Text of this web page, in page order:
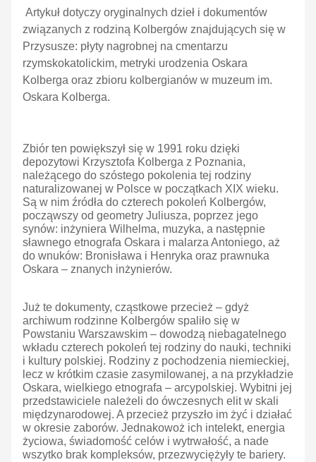
Artykuł dotyczy oryginalnych dzieł i dokumentów
związanych z rodziną Kolbergów znajdujących się w
Przysusze: płyty nagrobnej na cmentarzu
rzymskokatolickim, metryki urodzenia Oskara
Kolberga oraz zbioru kolbergianów w muzeum im.
Oskara Kolberga.
Zbiór ten powiększył się w 1991 roku dzięki
depozytowi Krzysztofa Kolberga z Poznania,
należącego do szóstego pokolenia tej rodziny
naturalizowanej w Polsce w początkach XIX wieku.
Są w nim źródła do czterech pokoleń Kolbergów,
począwszy od geometry Juliusza, poprzez jego
synów: inżyniera Wilhelma, muzyka, a następnie
sławnego etnografa Oskara i malarza Antoniego, aż
do wnuków: Bronisława i Henryka oraz prawnuka
Oskara – znanych inżynierów.
Już te dokumenty, cząstkowe przecież – gdyż
archiwum rodzinne Kolbergów spaliło się w
Powstaniu Warszawskim – dowodzą niebagatelnego
wkładu czterech pokoleń tej rodziny do nauki, techniki
i kultury polskiej. Rodziny z pochodzenia niemieckiej,
lecz w krótkim czasie zasymilowanej, a na przykładzie
Oskara, wielkiego etnografa – arcypolskiej. Wybitni jej
przedstawiciele należeli do ówczesnych elit w skali
międzynarodowej. A przecież przyszło im żyć i działać
w okresie zaborów. Jednakowoż ich intelekt, energia
życiowa, świadomość celów i wytrwałość, a nade
wszytko brak kompleksów, przezwyciężyły te bariery.